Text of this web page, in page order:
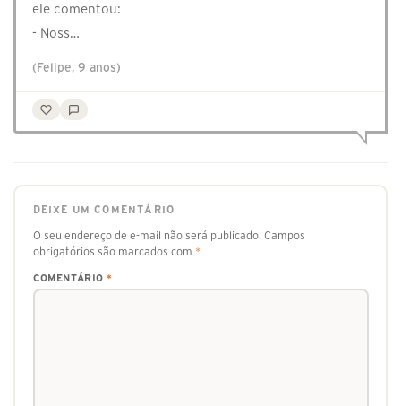
ele comentou:
- Noss…
(Felipe, 9 anos)
DEIXE UM COMENTÁRIO
O seu endereço de e-mail não será publicado. Campos
obrigatórios são marcados com *
COMENTÁRIO *